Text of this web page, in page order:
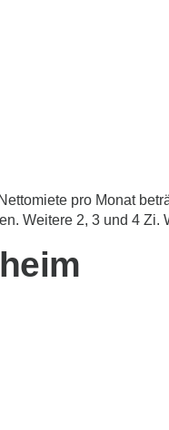
pro Monat
Weitere 2, 3 und 4 Zi.